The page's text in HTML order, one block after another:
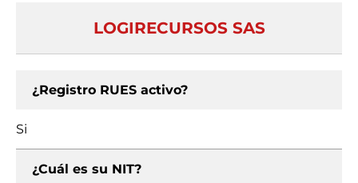
LOGIRECURSOS SAS
¿Registro RUES activo?
Si
¿Cuál es su NIT?